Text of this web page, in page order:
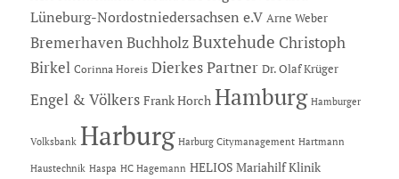
Lüneburg-Nordostniedersachsen e.V Arne Weber
Bremerhaven Buchholz Buxtehude Christoph
Birkel Corinna Horeis Dierkes Partner Dr. Olaf Krüger
Engel & Völkers Frank Horch Hamburg Hamburger
Volksbank Harburg Harburg Citymanagement Hartmann
Haustechnik Haspa HC Hagemann HELIOS Mariahilf Klinik